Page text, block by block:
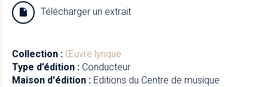
Télécharger un extrait
Collection : Œuvre lyrique
Type d’édition : Conducteur
Maison d'édition : Editions du Centre de musique